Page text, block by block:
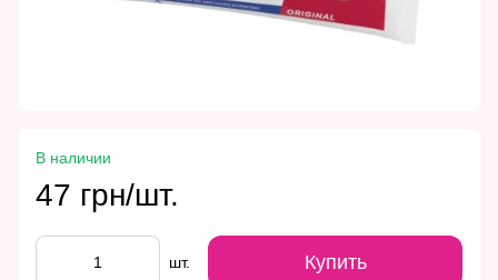
В наличии
47 грн/шт.
шт. Купить